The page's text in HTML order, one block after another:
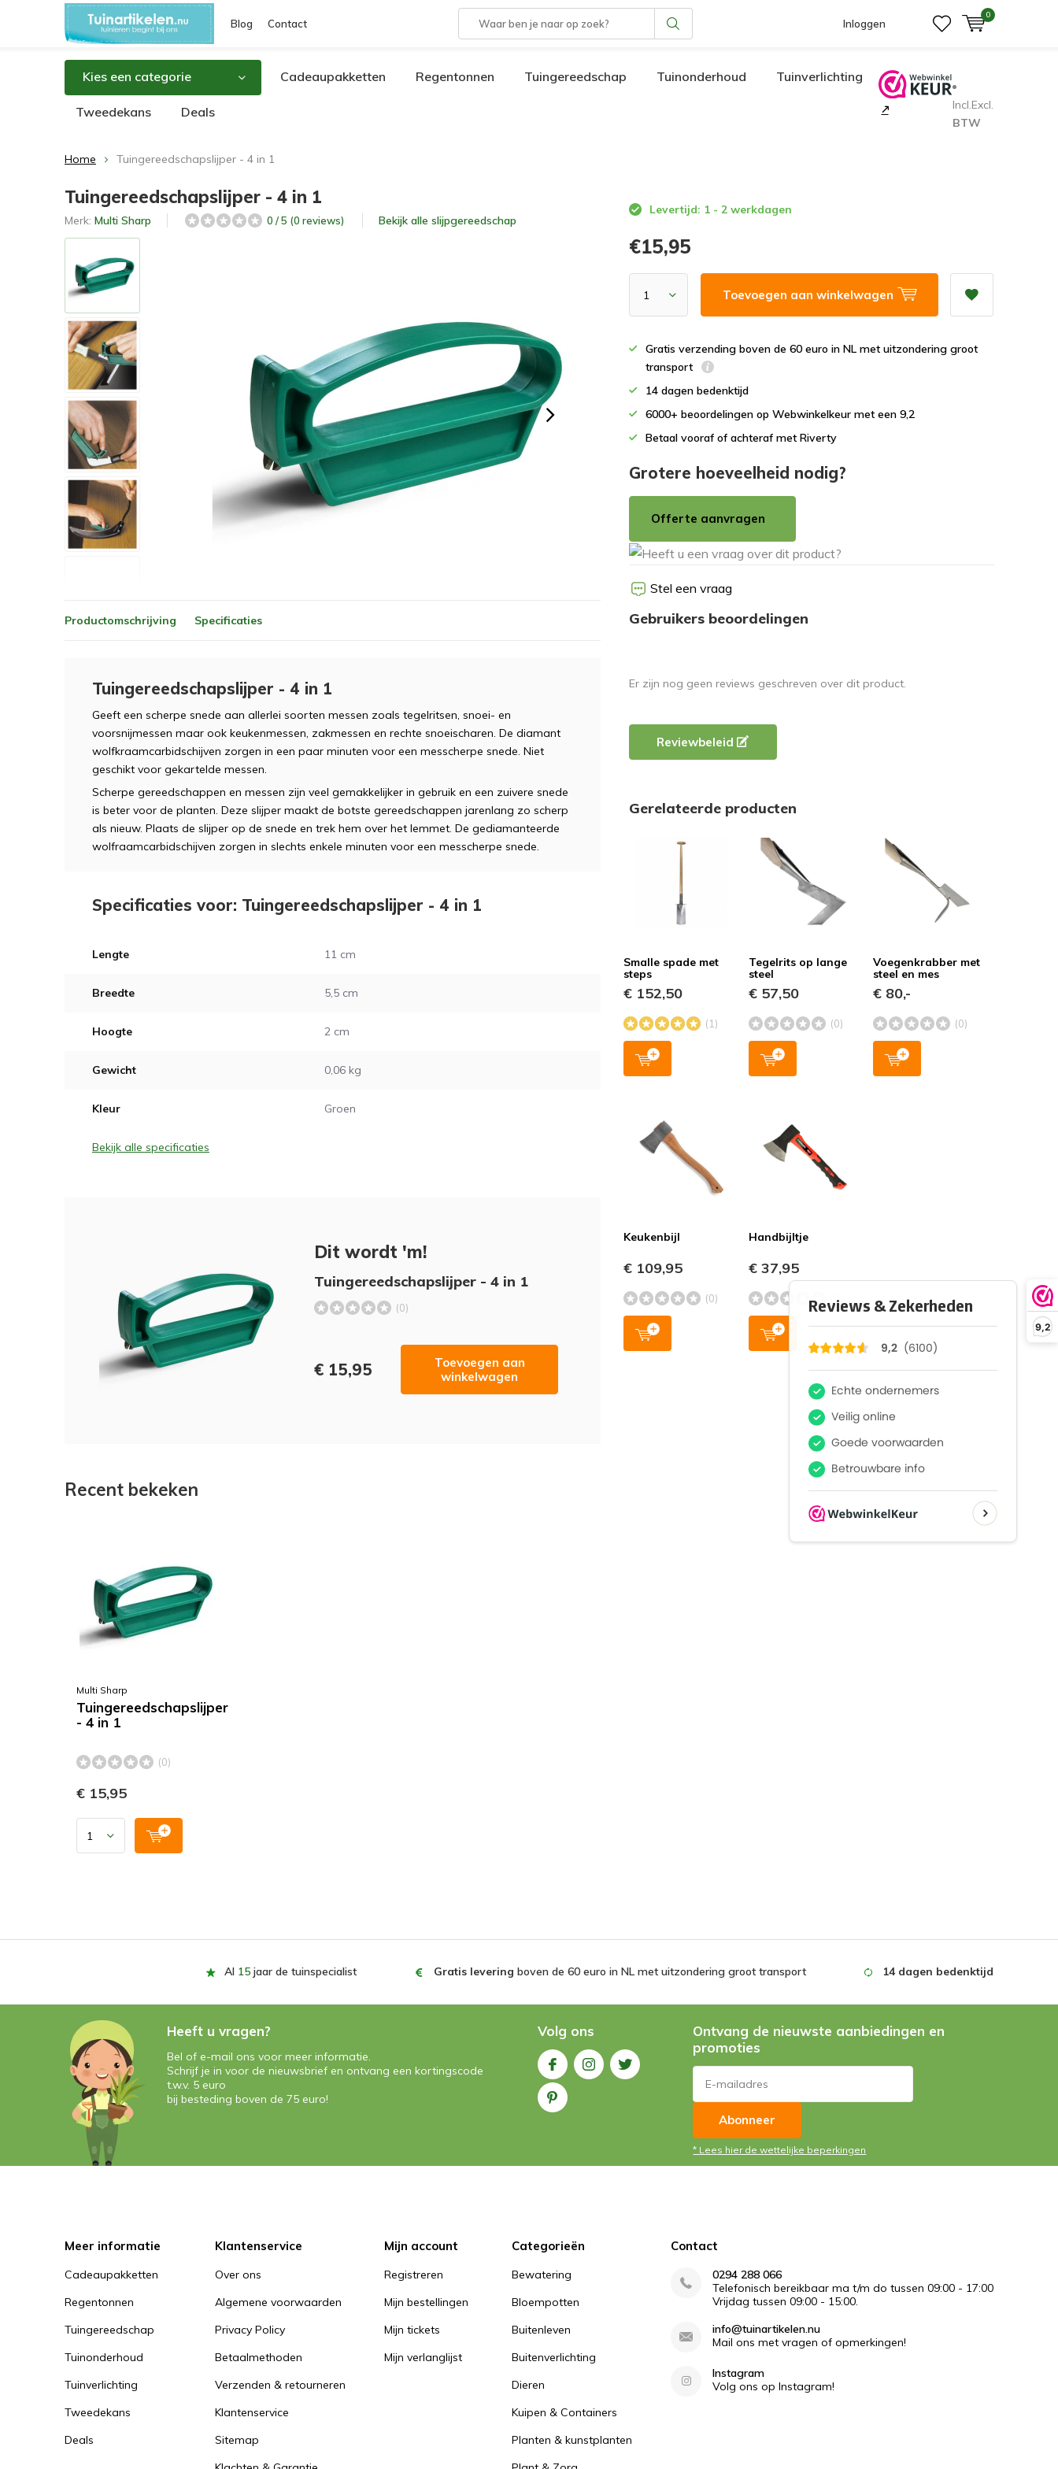
9,2
Blog Contact Inloggen
0
Kies een categorie Cadeaupakketten Regentonnen Tuingereedschap Tuinonderhoud Tuinverlichting
Tweedekans Deals Incl.Excl.
BTW
Home Tuingereedschapslijper - 4 in 1
Tuingereedschapslijper - 4 in 1
Merk: Multi Sharp 0 / 5 (0 reviews) Bekijk alle slijpgereedschap
Levertijd: 1 - 2 werkdagen
€15,95
Toevoegen aan winkelwagen
Gratis verzending boven de 60 euro in NL met uitzondering groot
transport
14 dagen bedenktijd
6000+ beoordelingen op Webwinkelkeur met een 9,2
Betaal vooraf of achteraf met Riverty
Grotere hoeveelheid nodig?
Offerte aanvragen
Stel een vraag
Productomschrijving Specificaties
Tuingereedschapslijper - 4 in 1
Geeft een scherpe snede aan allerlei soorten messen zoals tegelritsen, snoei- en
voorsnijmessen maar ook keukenmessen, zakmessen en rechte snoeischaren. De diamant
wolfkraamcarbidschijven zorgen in een paar minuten voor een messcherpe snede. Niet
geschikt voor gekartelde messen.
Scherpe gereedschappen en messen zijn veel gemakkelijker in gebruik en een zuivere snede
is beter voor de planten. Deze slijper maakt de botste gereedschappen jarenlang zo scherp
als nieuw. Plaats de slijper op de snede en trek hem over het lemmet. De gediamanteerde
wolfraamcarbidschijven zorgen in slechts enkele minuten voor een messcherpe snede.
Specificaties voor: Tuingereedschapslijper - 4 in 1
Lengte 11 cm
Breedte 5,5 cm
Hoogte 2 cm
Gewicht 0,06 kg
Kleur Groen
Bekijk alle specificaties
Dit wordt 'm!
Tuingereedschapslijper - 4 in 1
(0)
€ 15,95
Toevoegen aan
winkelwagen
Gebruikers beoordelingen
Er zijn nog geen reviews geschreven over dit product.
Reviewbeleid
Gerelateerde producten
Smalle spade met
steps
€ 152,50
(1)
Tegelrits op lange
steel
€ 57,50
(0)
Voegenkrabber met
steel en mes
€ 80,-
(0)
Keukenbijl
€ 109,95
(0)
Handbijltje
€ 37,95
(0)
Recent bekeken
Multi Sharp
Tuingereedschapslijper
- 4 in 1
(0)
€ 15,95
Al 15 jaar de tuinspecialist Gratis levering boven de 60 euro in NL met uitzondering groot transport 14 dagen bedenktijd
Heeft u vragen?
Bel of e-mail ons voor meer informatie.
Schrijf je in voor de nieuwsbrief en ontvang een kortingscode
t.w.v. 5 euro
bij besteding boven de 75 euro!
Volg ons
Ontvang de nieuwste aanbiedingen en
promoties
Abonneer
* Lees hier de wettelijke beperkingen
Meer informatie
Cadeaupakketten
Regentonnen
Tuingereedschap
Tuinonderhoud
Tuinverlichting
Tweedekans
Deals
Klantenservice
Over ons
Algemene voorwaarden
Privacy Policy
Betaalmethoden
Verzenden & retourneren
Klantenservice
Sitemap
Mijn account
Registreren
Mijn bestellingen
Mijn tickets
Mijn verlanglijst
Categorieën
Bewatering
Bloempotten
Buitenleven
Buitenverlichting
Dieren
Kuipen & Containers
Planten & kunstplanten
Contact
0294 288 066
Telefonisch bereikbaar ma t/m do tussen 09:00 - 17:00
Vrijdag tussen 09:00 - 15:00.
info@tuinartikelen.nu
Mail ons met vragen of opmerkingen!
Instagram
Volg ons op Instagram!